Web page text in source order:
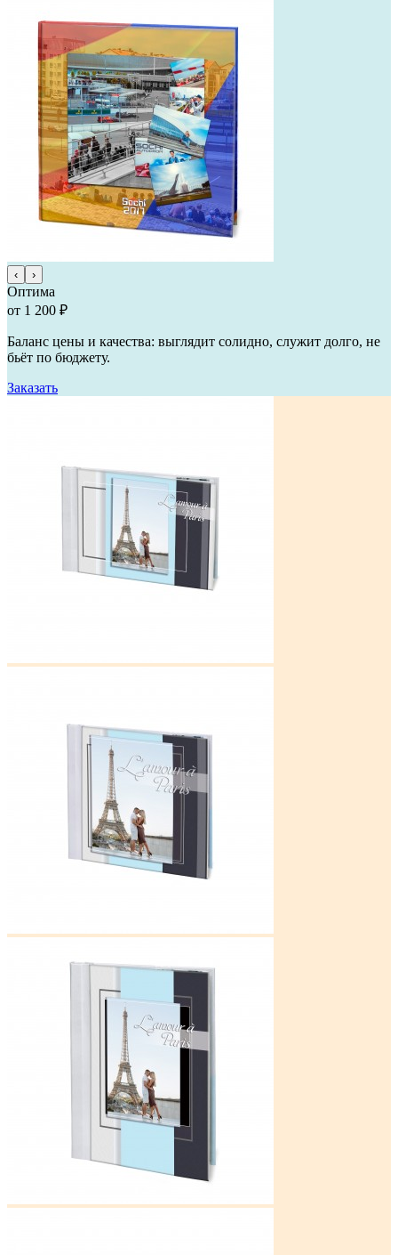
‹ ›
Оптима
от 1 200 ₽
Баланс цены и качества: выглядит солидно, служит долго, не
бьёт по бюджету.
Заказать